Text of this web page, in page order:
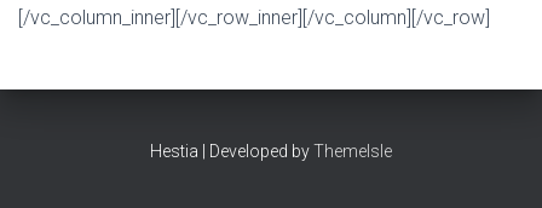
[/vc_column_inner][/vc_row_inner][/vc_column][/vc_row]
Hestia | Developed byThemeIsle